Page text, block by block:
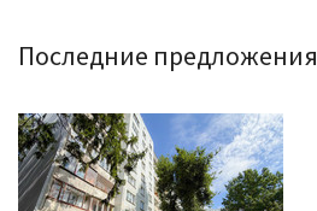
Последние предложения